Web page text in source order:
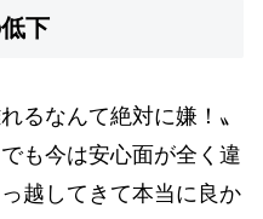
下
るなんて絶対に嫌！〟
も今は安心面が全く違
越してきて本当に良か